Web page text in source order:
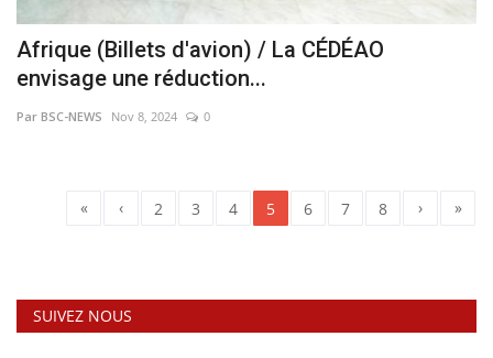
Afrique (Billets d'avion) / La CÉDÉAO
envisage une réduction...
Par BSC-NEWS Nov 8, 2024 0
« ‹ 2 3 4 5 6 7 8 › »
SUIVEZ NOUS